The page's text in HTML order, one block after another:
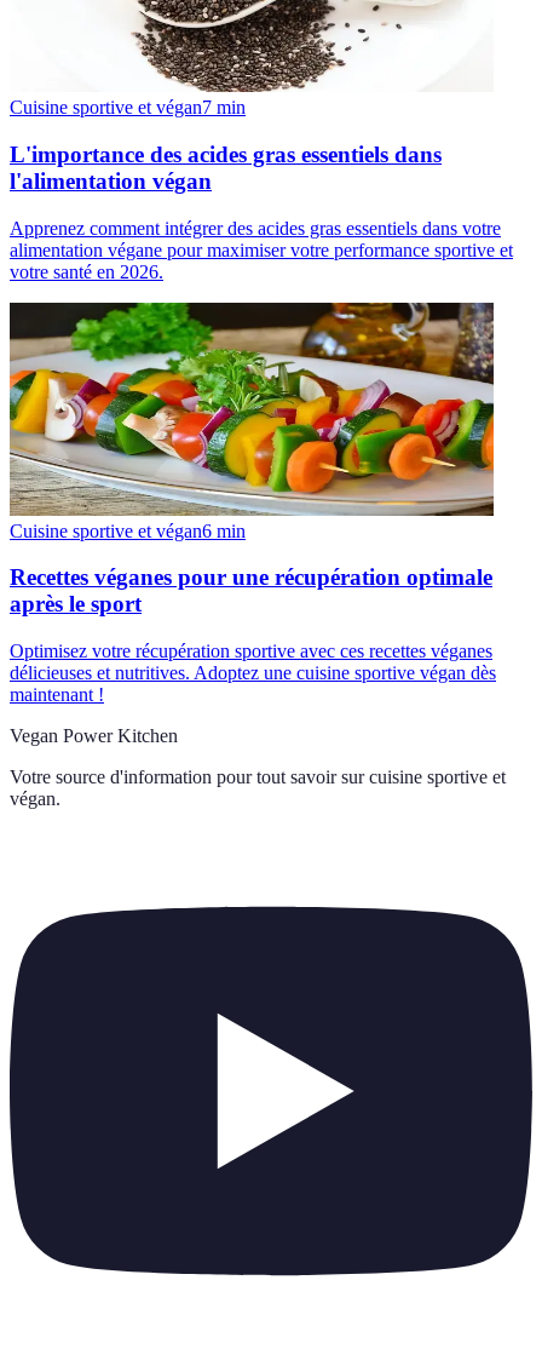
Cuisine sportive et végan7 min
L'importance des acides gras essentiels dans
l'alimentation végan
Apprenez comment intégrer des acides gras essentiels dans votre
alimentation végane pour maximiser votre performance sportive et
votre santé en 2026.
Cuisine sportive et végan6 min
Recettes véganes pour une récupération optimale
après le sport
Optimisez votre récupération sportive avec ces recettes véganes
délicieuses et nutritives. Adoptez une cuisine sportive végan dès
maintenant !
Vegan Power Kitchen
Votre source d'information pour tout savoir sur cuisine sportive et
végan.